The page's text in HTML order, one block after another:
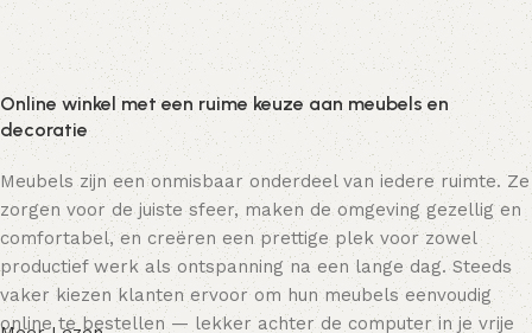
Online winkel met een ruime keuze aan meubels en
decoratie
Meubels zijn een onmisbaar onderdeel van iedere ruimte. Ze
zorgen voor de juiste sfeer, maken de omgeving gezellig en
comfortabel, en creëren een prettige plek voor zowel
productief werk als ontspanning na een lange dag. Steeds
vaker kiezen klanten ervoor om hun meubels eenvoudig
online te bestellen — lekker achter de computer in je vrije